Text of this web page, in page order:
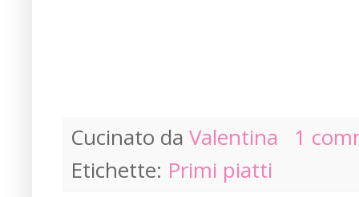
Cucinato da Valentina
1
Etichette: Primi piatti